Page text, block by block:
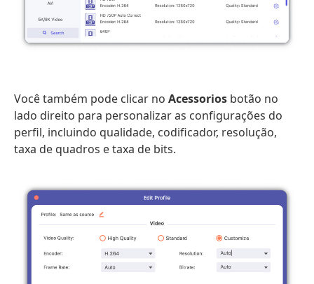
Você também pode clicar no Acessorios botão no
lado direito para personalizar as configurações do
perfil, incluindo qualidade, codificador, resolução,
taxa de quadros e taxa de bits.